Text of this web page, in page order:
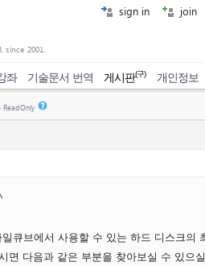
sign in join
since 2001.
좌 기술문서 번역 게시판(구) 개인정보
Read Only
큐브에서 사용할 수 있는 하드 디스크
면 다음과 같은 부분을 찾아보실 수 있으